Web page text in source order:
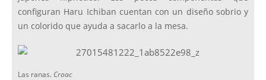
configuran Haru Ichiban cuentan con un diseño sobrio y
un colorido que ayuda a sacarlo a la mesa.
Las ranas. Croac